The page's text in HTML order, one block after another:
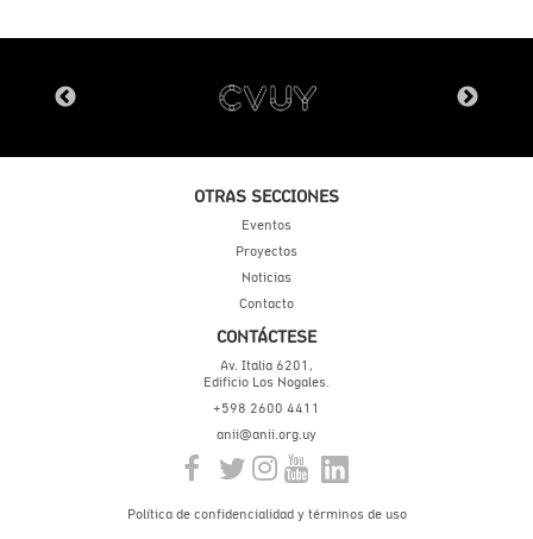
OTRAS SECCIONES
Eventos
Proyectos
Noticias
Contacto
CONTÁCTESE
Av. Italia 6201,
Edificio Los Nogales.
+598 2600 4411
anii@anii.org.uy
Política de confidencialidad y términos de uso